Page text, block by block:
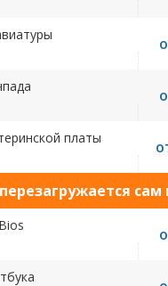
платы
сам